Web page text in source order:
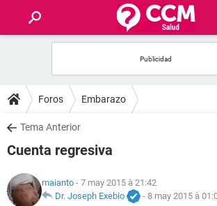
FORUMS
SALUD
NUTRICIÓN
Foros Embarazo
Tema Anterior
Cuenta regresiva
maianto - 7 may 2015 à 21:42
Dr. Joseph Exebio
- 8 may 2015 à